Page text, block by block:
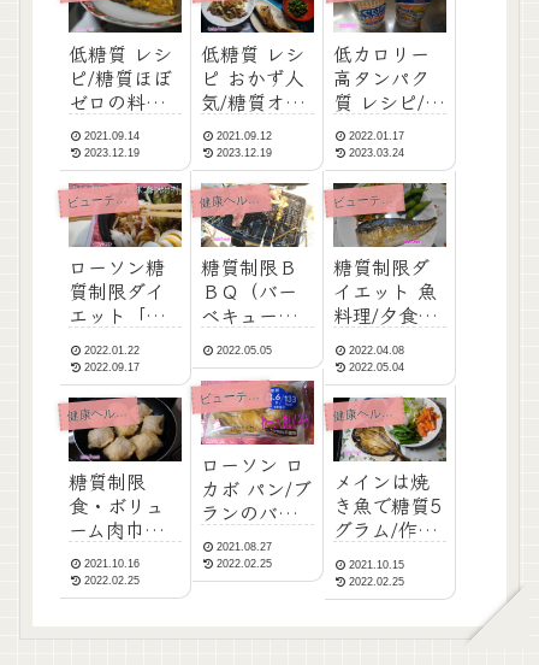
低糖質 レシ
ピ/糖質ほぼ
ゼロの料
理・サバ缶
でオムレ
ツ・味と作
り方（糖質
制限）
2021.09.14
2023.12.19
低糖質 レシ
ピ おかず人
気/糖質オフ
をめざした
食事例
2021.09.12
2023.12.19
低カロリー
高タンパク
質 レシピ/カ
ップヌード
ル/フカヒレ
（NHKうま
いッ！）
2022.01.17
2023.03.24
ビ
ローソン糖
質制限ダイ
エット「紀
文の糖質０
グラム麺」
糖質ゼログ
ラム麺
2022.01.22
2022.09.17
健
康ヘルスケア
糖質制限Ｂ
ＢＱ（バー
ベキュー）
で決まり！
糖質ゼロも
夢じゃない
食事/低糖質
レシピ
2022.05.05
ビ
糖質制限ダ
イエット 魚
料理/夕食は
サバをメイ
ンに糖質
2.05グラム
簡単満足
2022.04.08
2022.05.04
ビューティ・ダイエット
ローソン ロ
カボ パン/ブ
ランのバタ
ースティッ
クはオレン
ジの甘さオ
2021.08.27
2022.02.25
健
康ヘルスケア
糖質制限
食・ボリュ
ーム肉巾着
のあっさり
レシピ夕食
に迷ったら/
ピ
2021.10.16
2022.02.25
健
康ヘルスケア
メインは焼
き魚で糖質5
グラム/作り
おきおかず
で時短/低糖
質レシピ
2021.10.15
2022.02.25